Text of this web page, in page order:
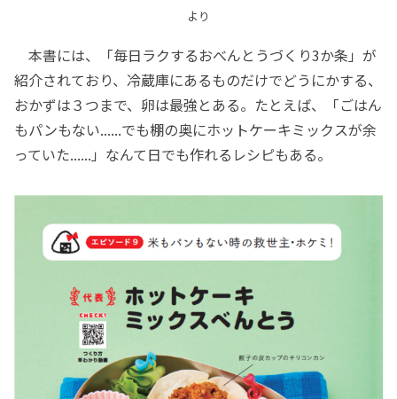
より
本書には、「毎日ラクするおべんとうづくり3か条」が
紹介されており、冷蔵庫にあるものだけでどうにかする、
おかずは３つまで、卵は最強とある。たとえば、「ごはん
もパンもない......でも棚の奥にホットケーキミックスが余
っていた......」なんて日でも作れるレシピもある。